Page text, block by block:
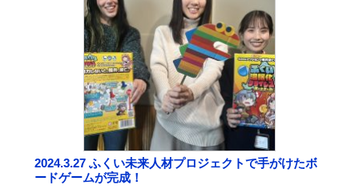
2024.3.27 ふくい未来人材プロジェクトで手がけたボ
ードゲームが完成！